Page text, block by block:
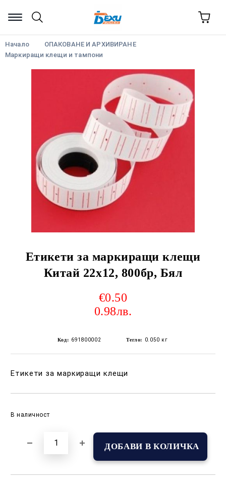
Начало
ОПАКОВАНЕ И АРХИВИРАНЕ
Маркиращи клещи и тампони
Етикети за маркиращи клещи
Китай 22x12, 800бр, Бял
€0.50
0.98лв.
Код: 691800002 Тегло: 0.050 кг
Етикети за маркиращи клещи
В наличност